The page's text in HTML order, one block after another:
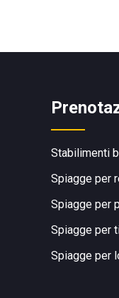
Stabilimenti
Spiagge per
Spiagge per
Spiagge per
Spiagge per